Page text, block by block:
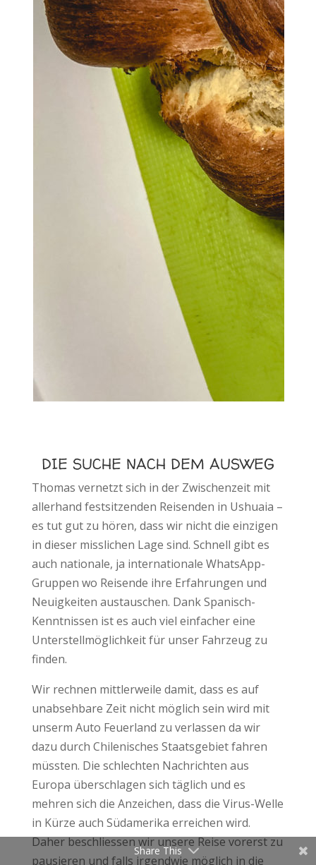
DIE SUCHE NACH DEM AUSWEG
Thomas vernetzt sich in der Zwischenzeit mit
allerhand festsitzenden Reisenden in Ushuaia –
es tut gut zu hören, dass wir nicht die einzigen
in dieser misslichen Lage sind. Schnell gibt es
auch nationale, ja internationale WhatsApp-
Gruppen wo Reisende ihre Erfahrungen und
Neuigkeiten austauschen. Dank Spanisch-
Kenntnissen ist es auch viel einfacher eine
Unterstellmöglichkeit für unser Fahrzeug zu
finden.
Wir rechnen mittlerweile damit, dass es auf
unabsehbare Zeit nicht möglich sein wird mit
unserm Auto Feuerland zu verlassen da wir
dazu durch Chilenisches Staatsgebiet fahren
müssten. Die schlechten Nachrichten aus
Europa überschlagen sich täglich und es
mehren sich die Anzeichen, dass die Virus-Welle
in Kürze auch Südamerika erreichen wird.
Daher beschliessen wir unsere Reise vorerst zu
pausieren und falls irgendwie möglich in die
Share This